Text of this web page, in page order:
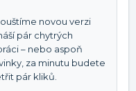
novou verzi
pár chytrých
– nebo aspoň
za minutu budete
pár kliků.